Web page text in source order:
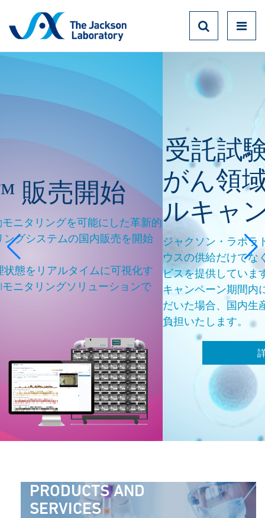
た革新的
を開始
視化す
ョンで
受託試験サービ
がん領域研究ト
ルキャンペーン
ジャクソン・ラボラトリー・ジャパンでは
ウスの供給だけでなく、 マウスを用いた受
ビスを提供しています。
キャンペーン期間内にご契約の手続きを完
だいた場合、国内生産の実験用マウスの費
PRODUCTS AND
SERVICES